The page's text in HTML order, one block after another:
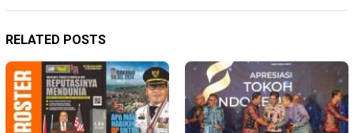
RELATED POSTS